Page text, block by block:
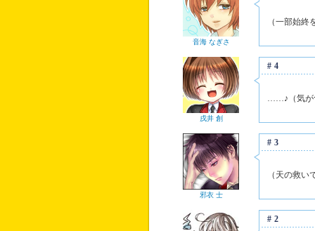
音海 なぎさ
（一部始
戌井 創
#4
……♪（気が
邪衣 士
#3
（天の救
#2